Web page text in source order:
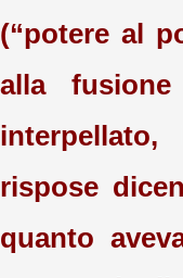
(“potere al
alla
rispose
quanto